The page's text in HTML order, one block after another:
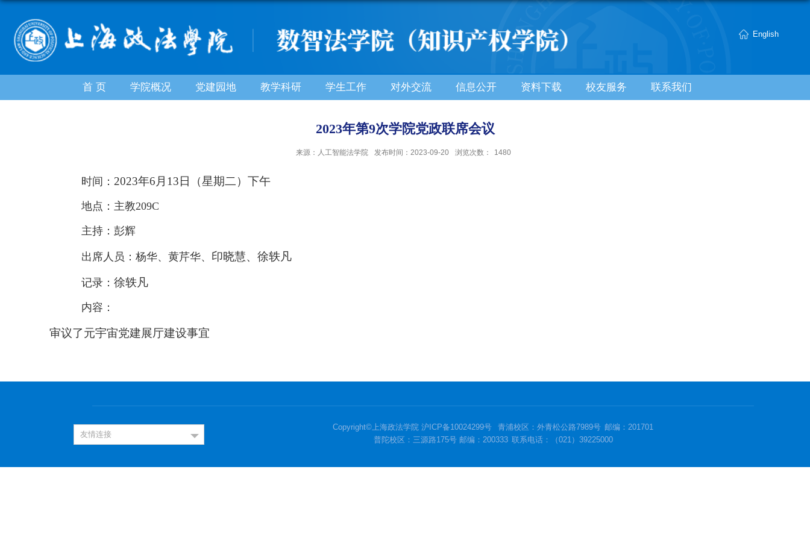
English
首 页 学院概况 党建园地 教学科研 学生工作 对外交流 信息公开 资料下载 校友服务 联系我们
2023年第9次学院党政联席会议
来源：人工智能法学院 发布时间：2023-09-20 浏览次数： 1480
时间： 2023年6月13日（星期二）下午
地点：主教209C
主持：彭辉
出席人员：杨华、黄芹华、 印晓慧、 徐轶凡
记录： 徐轶凡
内容：
审议了元宇宙党建展厅建设事宜
友情连接
Copyright©上海政法学院 沪ICP备10024299号 青浦校区：外青松公路7989号 邮编：201701
普陀校区：三源路175号 邮编：200333 联系电话：（021）39225000